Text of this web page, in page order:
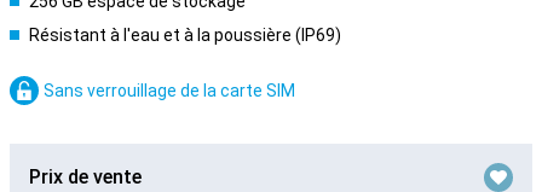
Résistant à l'eau et à la poussière (IP69)
Sans verrouillage de la carte SIM
Prix de vente